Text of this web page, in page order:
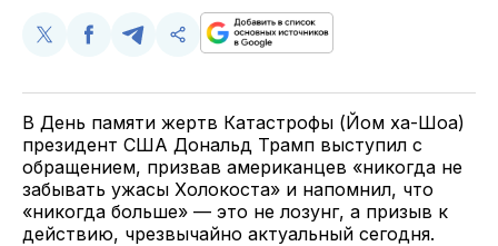
Поделиться
Twitter
Поделиться
Facebook
Поделиться
Telegram
Скопируйте
поделитесь
ссылкой
В День памяти жертв Катастрофы (Йом ха-Шоа)
президент США Дональд Трамп выступил с
обращением, призвав американцев «никогда не
забывать ужасы Холокоста» и напомнил, что
«никогда больше» — это не лозунг, а призыв к
действию, чрезвычайно актуальный сегодня.